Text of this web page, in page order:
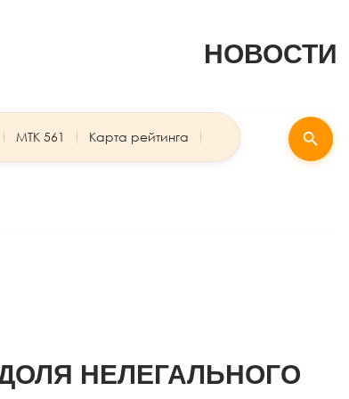
НОВОСТИ
МТК 561 Карта рейтинга
НЕЛЕГАЛЬНОГО